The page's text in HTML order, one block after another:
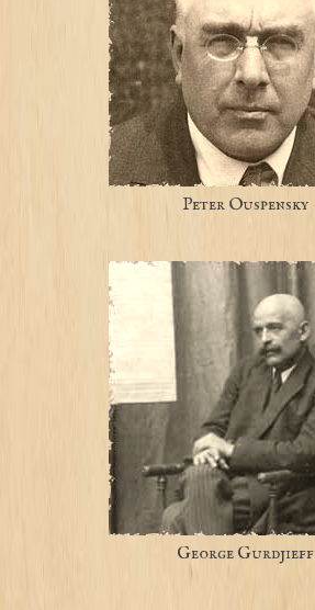
Peter Ouspensky
George Gurdjieff